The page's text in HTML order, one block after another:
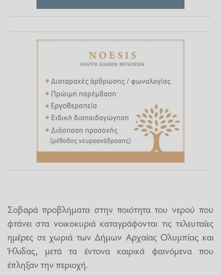
Σοβαρά προβλήματα στην ποιότητα του νερού που
φτάνει στα νοικοκυριά καταγράφονται τις τελευταίες
ημέρες σε χωριά των Δήμων Αρχαίας Ολυμπίας και
Ήλιδας, μετά τα έντονα καιρικά φαινόμενα που
έπληξαν την περιοχή.